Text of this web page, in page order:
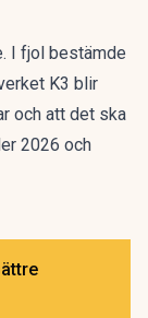
I fjol bestämde
K3 blir
och att det ska
2026 och